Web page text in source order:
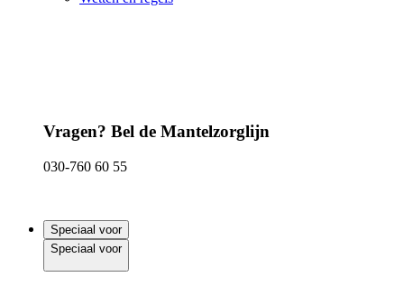
Vragen? Bel de Mantelzorglijn
030-760 60 55
Speciaal voor
Speciaal voor